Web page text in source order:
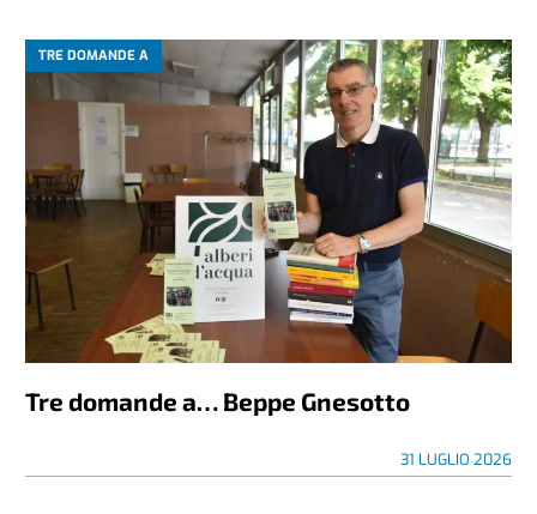
TRE DOMANDE A
Tre domande a… Beppe Gnesotto
31 LUGLIO 2026